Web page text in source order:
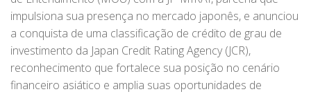
impulsiona sua presença no mercado japonês, e anunciou
a conquista de uma classificação de crédito de grau de
investimento da Japan Credit Rating Agency (JCR),
reconhecimento que fortalece sua posição no cenário
financeiro asiático e amplia suas oportunidades de